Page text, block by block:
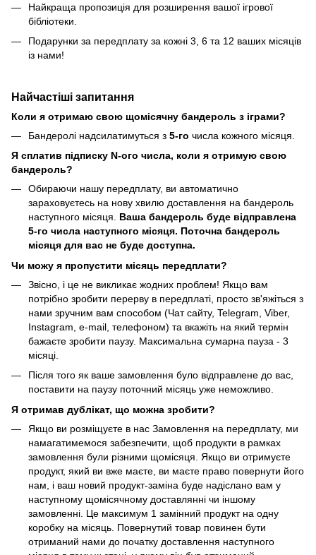
Найкраща пропозиція для розширення вашої ігрової
бібліотеки.
Подарунки за передплату за кожні 3, 6 та 12 ваших місяців
із нами!
Найчастіші запитання
Коли я отримаю свою щомісячну бандероль з іграми?
Бандеролі надсилатимуться з 5-го числа кожного місяця.
Я сплатив підписку N-ого числа, коли я отримую свою
бандероль?
Обираючи нашу передплату, ви автоматично
зараховуєтесь на нову хвилю доставлення на бандероль
наступного місяця. Ваша бандероль буде відправлена
5-го числа наступного місяця. Поточна бандероль
місяця для вас не буде доступна.
Чи можу я пропустити місяць передплати?
Звісно, і це не викликає жодних проблем! Якщо вам
потрібно зробити перерву в передплаті, просто зв'яжіться з
нами зручним вам способом (Чат сайту, Telegram, Viber,
Instagram, e-mail, телефоном) та вкажіть на який термін
бажаєте зробити паузу. Максимальна сумарна пауза - 3
місяці.
Після того як ваше замовлення було відправлене до вас,
поставити на паузу поточний місяць уже неможливо.
Я отримав дублікат, що можна зробити?
Якщо ви розміщуєте в нас Замовлення на передплату, ми
намагатимемося забезпечити, щоб продукти в рамках
замовлення були різними щомісяця. Якщо ви отримуєте
продукт, який ви вже маєте, ви маєте право повернути його
нам, і ваш новий продукт-заміна буде надіслано вам у
наступному щомісячному доставлянні чи іншому
замовленні. Це максимум 1 замінний продукт на одну
коробку на місяць. Повернутий товар повинен бути
отриманий нами до початку доставлення наступного